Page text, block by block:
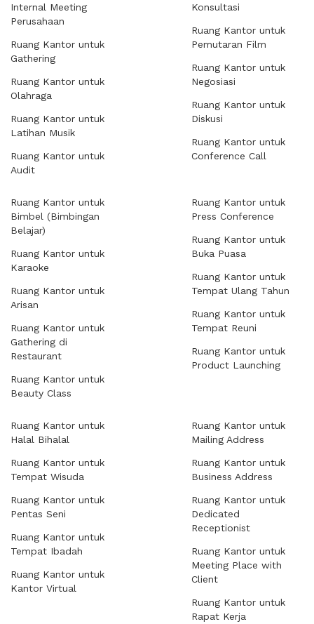
Internal Meeting
Perusahaan
Ruang Kantor untuk
Gathering
Ruang Kantor untuk
Olahraga
Ruang Kantor untuk
Latihan Musik
Ruang Kantor untuk
Audit
Konsultasi
Ruang Kantor untuk
Pemutaran Film
Ruang Kantor untuk
Negosiasi
Ruang Kantor untuk
Diskusi
Ruang Kantor untuk
Conference Call
Ruang Kantor untuk
Bimbel (Bimbingan
Belajar)
Ruang Kantor untuk
Karaoke
Ruang Kantor untuk
Arisan
Ruang Kantor untuk
Gathering di
Restaurant
Ruang Kantor untuk
Beauty Class
Ruang Kantor untuk
Press Conference
Ruang Kantor untuk
Buka Puasa
Ruang Kantor untuk
Tempat Ulang Tahun
Ruang Kantor untuk
Tempat Reuni
Ruang Kantor untuk
Product Launching
Ruang Kantor untuk
Halal Bihalal
Ruang Kantor untuk
Tempat Wisuda
Ruang Kantor untuk
Pentas Seni
Ruang Kantor untuk
Tempat Ibadah
Ruang Kantor untuk
Kantor Virtual
Ruang Kantor untuk
Mailing Address
Ruang Kantor untuk
Business Address
Ruang Kantor untuk
Dedicated
Receptionist
Ruang Kantor untuk
Meeting Place with
Client
Ruang Kantor untuk
Rapat Kerja